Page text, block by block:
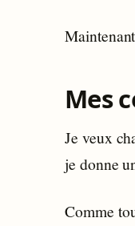
Mes
Je veux
je donne
Comme